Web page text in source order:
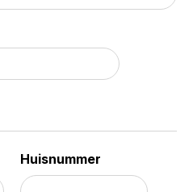
Huisnummer